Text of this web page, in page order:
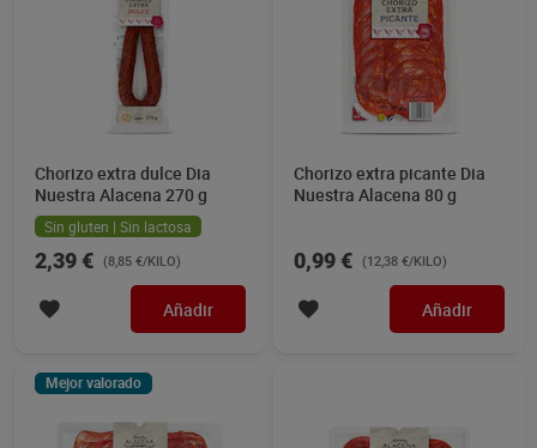
Chorizo extra dulce Dia
Nuestra Alacena 270 g
Sin gluten | Sin lactosa
2,39 € (8,85 €/KILO)
Añadir
Chorizo extra picante Dia
Nuestra Alacena 80 g
0,99 € (12,38 €/KILO)
Añadir
Mejor valorado